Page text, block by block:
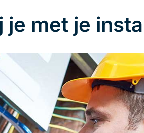
met je